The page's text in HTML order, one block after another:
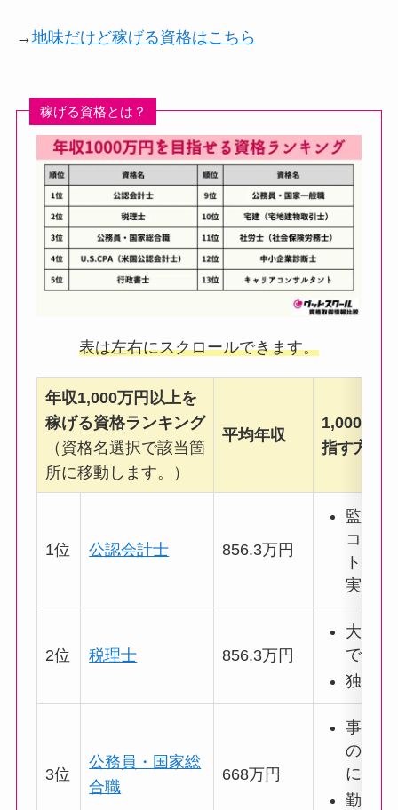
→地味だけど稼げる資格はこちら
稼げる資格とは？
表は左右にスクロールできます。
年収1,000万円以上を
稼げる資格ランキング
（資格名選択で該当箇
所に移動します。）
平均年収
1,000万
指す方法
1位 公認会計士 856.3万円
監査法
コン
ト、
実績を
2位 税理士 856.3万円
大手税
での勤
独立開
3位
公務員・国家総
合職
668万円
事務次
のトッ
に就く
勤続年